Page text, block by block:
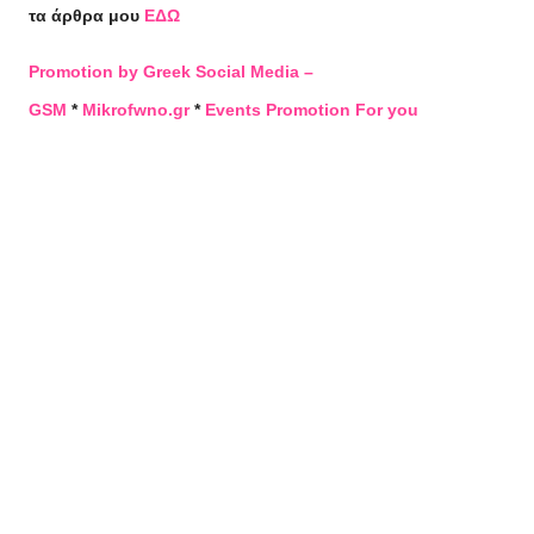
τα άρθρα μου ΕΔΩ
Promotion by Greek Social Media –
GSM * Mikrofwno.gr* Events Promotion For you